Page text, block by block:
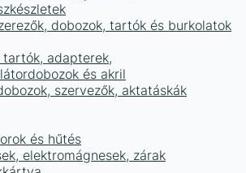
dobozok, tartók és burkolatok
tartók, adapterek,
és akril
szervezők, aktatáskák
és hűtés
elektromágnesek, zárak